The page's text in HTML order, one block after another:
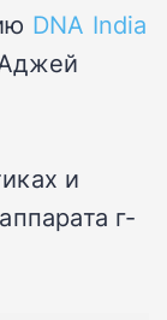
DNA India
и
г-